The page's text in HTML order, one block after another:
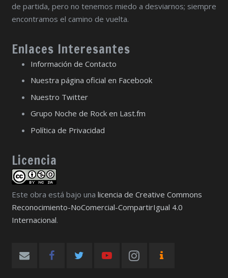
de partida, pero no tenemos miedo a desviarnos; siempre
encontramos el camino de vuelta.
Enlaces Interesantes
Información de Contacto
Nuestra página oficial en Facebook
Nuestro Twitter
Grupo Noche de Rock en Last.fm
Política de Privacidad
Licencia
Este obra está bajo una licencia de Creative Commons
Reconocimiento-NoComercial-CompartirIgual 4.0
Internacional.